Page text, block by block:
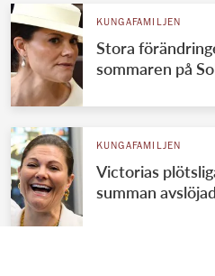
KUNGAFAMILJEN
Stora
sommaren på
KUNGAFAMILJEN
Victorias
summan avslöjad